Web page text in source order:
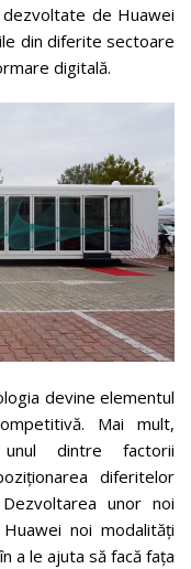
de Huawei
din diferite sectoare
digitală.
devine elementul
Mai mult,
dintre factorii
diferitelor
unor noi
noi modalități
a le ajuta să facă fața